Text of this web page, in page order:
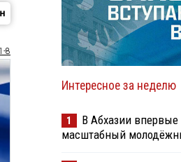
8
Интересное за неделю
1
В Абхазии впервые
масштабный